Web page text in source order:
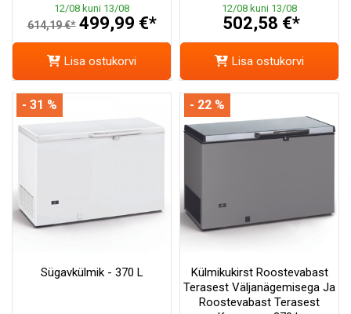
12/08 kuni 13/08
614,19 €* 499,99 €*
Lisa ostukorvi
12/08 kuni 13/08
502,58 €*
Lisa ostukorvi
Sügavkülmik - 370 L
- 31 %
Külmikukirst Roostevabast
Terasest Väljanägemisega Ja
Roostevabast Terasest
- 22 %